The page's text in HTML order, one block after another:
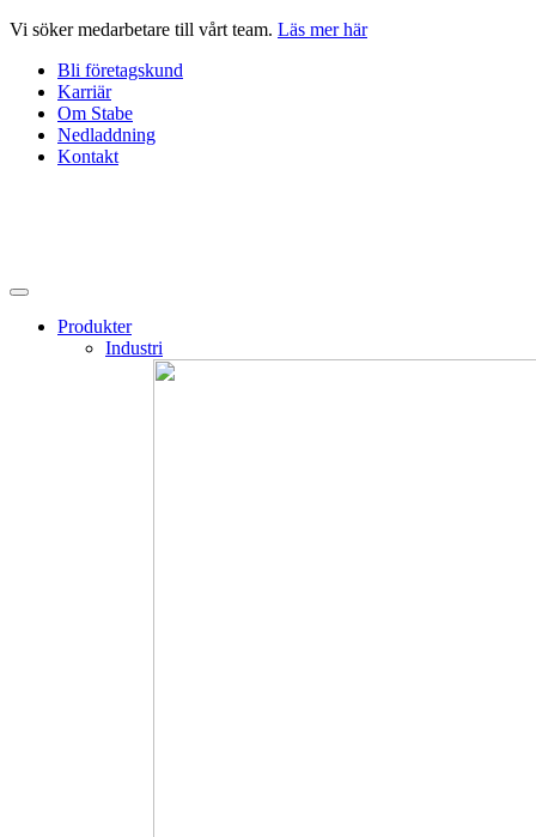
Hoppa
innehåll
Vi söker medarbetare till vårt team. Läs mer här
Bli företagskund
Karriär
Om Stabe
Nedladdning
Kontakt
Produkter
Industri